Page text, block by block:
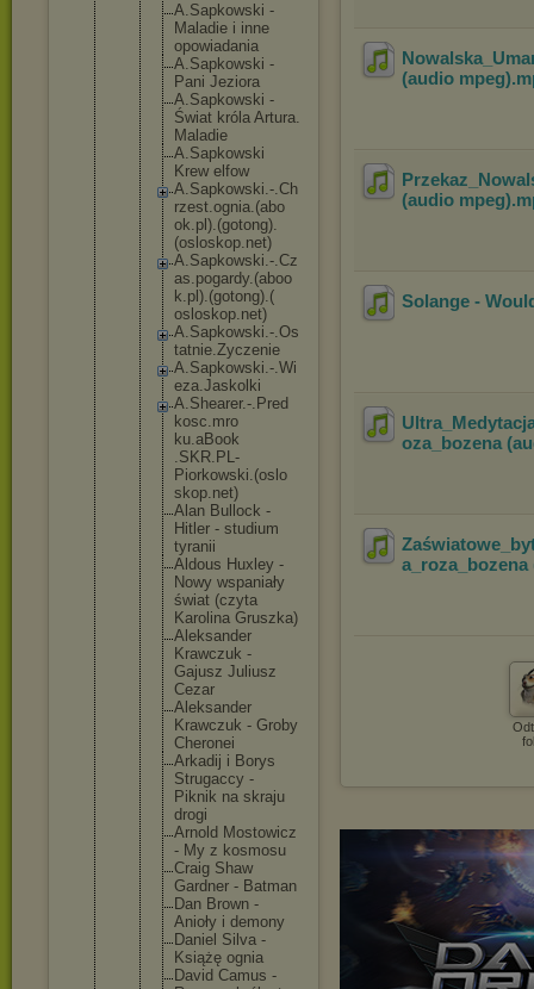
A.Sapkowski -
Maladie i inne
opowiadania
A.Sapkowski -
Pani Jeziora
A.Sapkowski -
Świat króla Artura.
Maladie
A.Sapkowski
Krew elfow
A.Sapkowski.-.Ch
rzest.ognia.(abo
ok.pl).(gotong).
(osloskop.net)
A.Sapkowski.-.Cz
as.pogardy.(aboo
k.pl).(gotong).(
osloskop.net)
A.Sapkowski.-.Os
tatnie.Zyczenie
A.Sapkowski.-.Wi
eza.Jaskolki
A.Shearer.-.Pred
kosc.mro
ku.aBook
.SKR.PL-
Piorkows ki.(oslo
skop.net)
Alan Bullock -
Hitler - studium
tyranii
Aldous Huxley -
Nowy wspaniały
świat (czyta
Karolina Gruszka)
Aleksander
Krawczuk -
Gajusz Juliusz
Cezar
Aleksander
Krawczuk - Groby
Cheronei
Arkadij i Borys
Strugaccy -
Piknik na skraju
drogi
Arnold Mostowicz
- My z kosmosu
Craig Shaw
Gardner - Batman
Dan Brown -
Anioły i demony
Daniel Silva -
Książę ognia
David Camus -
(audio mpeg)
(audio mpeg)
Solange -
oza_bozena